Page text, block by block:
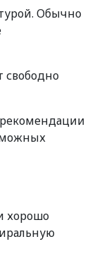
Обычно
свободно
рекомендации
хорошо